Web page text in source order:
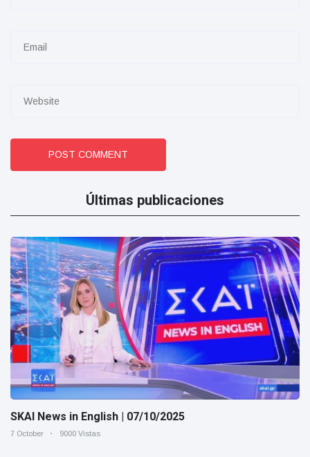
POST COMMENT
Últimas publicaciones
SKAI News in English | 07/10/2025
7 October 9000 Vistas